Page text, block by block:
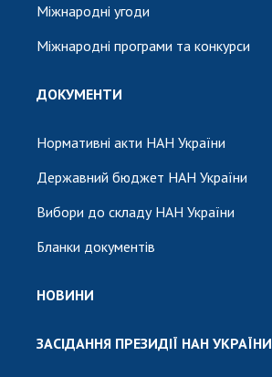
Міжнародні угоди
Міжнародні програми та конкурси
ДОКУМЕНТИ
Нормативні акти НАН України
Державний бюджет НАН України
Вибори до складу НАН України
Бланки документів
НОВИНИ
ЗАСІДАННЯ ПРЕЗИДІЇ НАН УКРАЇНИ